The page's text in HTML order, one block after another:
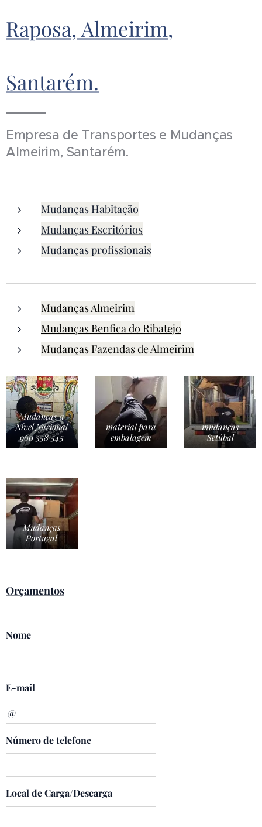
Raposa, Almeirim,
Santarém.
Empresa de Transportes e Mudanças
Almeirim, Santarém.
Mudanças Habitação
Mudanças Escritórios
Mudanças profissionais
Mudanças Almeirim
Mudanças Benfica do Ribatejo
Mudanças Fazendas de Almeirim
Mudanças a
Nível Nacional
960 358 545
material para
embalagem
mudanças
Setúbal
Mudanças
Portugal
Orçamentos
Nome
E-mail
Número de telefone
Local de Carga/Descarga